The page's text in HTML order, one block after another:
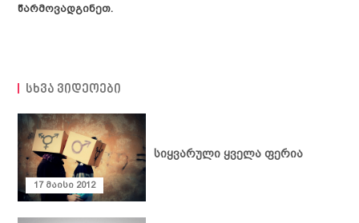
გაძლიერება
სტატია
მედიათეკა
წარმოვადგინეთ.
სხვა ვიდეოები
სიყვარული ყველა ფერია
17 მაისი 2012